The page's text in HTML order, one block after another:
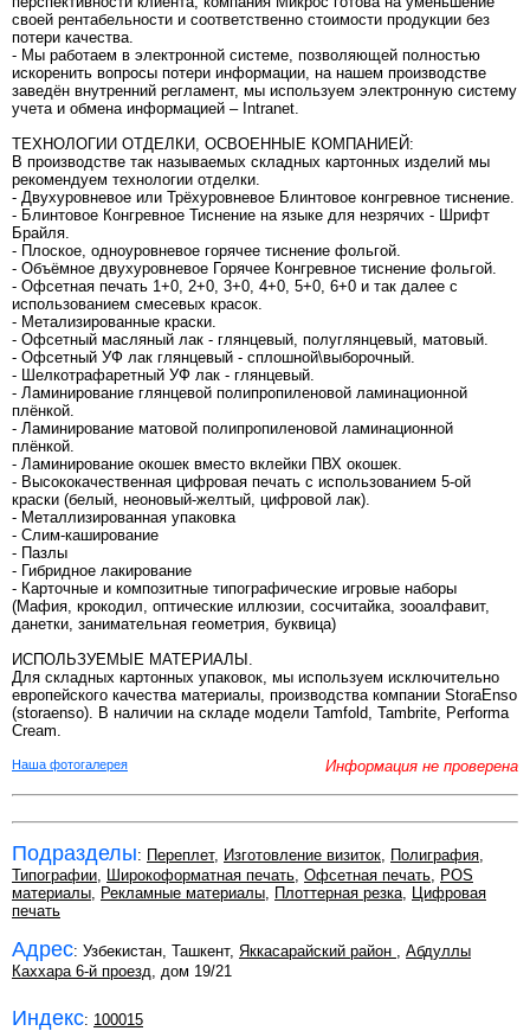
своей рентабельности и соответственно стоимости продукции без
потери качества.
- Мы работаем в электронной системе, позволяющей полностью
искоренить вопросы потери информации, на нашем производстве
заведён внутренний регламент, мы используем электронную систему
учета и обмена информацией – Intranet.
ТЕХНОЛОГИИ ОТДЕЛКИ, ОСВОЕННЫЕ КОМПАНИЕЙ:
В производстве так называемых складных картонных изделий мы
рекомендуем технологии отделки.
- Двухуровневое или Трёхуровневое Блинтовое конгревное тиснение.
- Блинтовое Конгревное Тиснение на языке для незрячих - Шрифт
Брайля.
- Плоское, одноуровневое горячее тиснение фольгой.
- Объёмное двухуровневое Горячее Конгревное тиснение фольгой.
- Офсетная печать 1+0, 2+0, 3+0, 4+0, 5+0, 6+0 и так далее с
использованием смесевых красок.
- Метализированные краски.
- Офсетный масляный лак - глянцевый, полуглянцевый, матовый.
- Офсетный УФ лак глянцевый - сплошной\выборочный.
- Шелкотрафаретный УФ лак - глянцевый.
- Ламинирование глянцевой полипропиленовой ламинационной
плёнкой.
- Ламинирование матовой полипропиленовой ламинационной
плёнкой.
- Ламинирование окошек вместо вклейки ПВХ окошек.
- Высококачественная цифровая печать с использованием 5-ой
краски (белый, неоновый-желтый, цифровой лак).
- Металлизированная упаковка
- Слим-каширование
- Пазлы
- Гибридное лакирование
- Карточные и композитные типографические игровые наборы
(Мафия, крокодил, оптические иллюзии, сосчитайка, зооалфавит,
данетки, занимательная геометрия, буквица)
ИСПОЛЬЗУЕМЫЕ МАТЕРИАЛЫ.
Для складных картонных упаковок, мы используем исключительно
европейского качества материалы, производства компании StoraEnso
(storaenso). В наличии на складе модели Tamfold, Tambrite, Performa
Cream.
Наша фотогалерея Информация не проверена
Подразделы: Переплет, Изготовление визиток, Полиграфия,
Типографии, Широкоформатная печать, Офсетная печать, POS
материалы, Рекламные материалы, Плоттерная резка, Цифровая
печать
Адрес: Узбекистан, Ташкент, Яккасарайский район , Абдуллы
Каххара 6-й проезд, дом 19/21
Индекс: 100015